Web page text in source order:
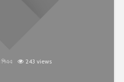
পিএএ 243 views